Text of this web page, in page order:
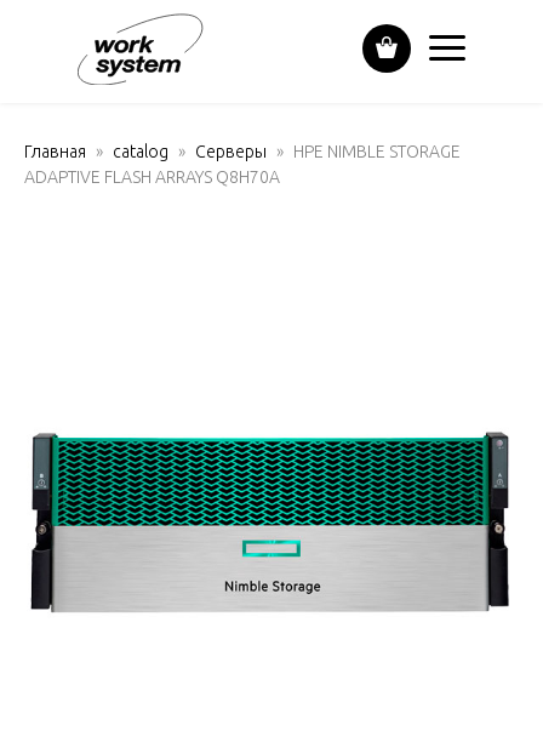
Главная catalog Серверы
HPE NIMBLE STORAGE
ADAPTIVE FLASH ARRAYS Q8H70A